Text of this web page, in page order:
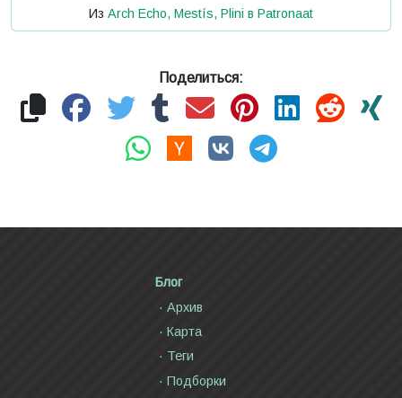
Из Arch Echo, Mestís, Plini в Patronaat
Поделиться:
Блог
Архив
Карта
Теги
Подборки